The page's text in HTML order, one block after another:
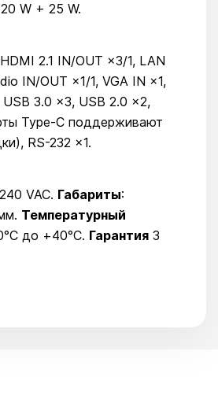
W + 25 W.
2.1 IN/OUT ×3/1, LAN
IN/OUT ×1/1, VGA IN ×1,
USB 3.0 ×3, USB 2.0 ×2,
Type-C поддерживают
RS-232 ×1.
VAC. Габариты:
Температурный
до +40°C. Гарантия 3